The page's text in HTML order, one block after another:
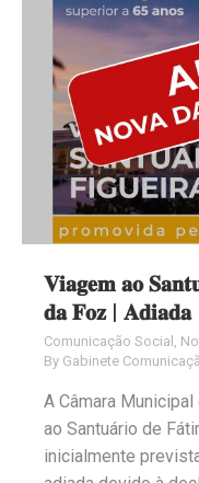
𝐕𝐢𝐚𝐠𝐞𝐦 𝐚𝐨
𝐝𝐚 𝐅𝐨𝐳 | 𝐀𝐝𝐢𝐚𝐝𝐚
Comunicação Social ,
By Gabinete
A Câmara
ao Santuário de
inicialmente